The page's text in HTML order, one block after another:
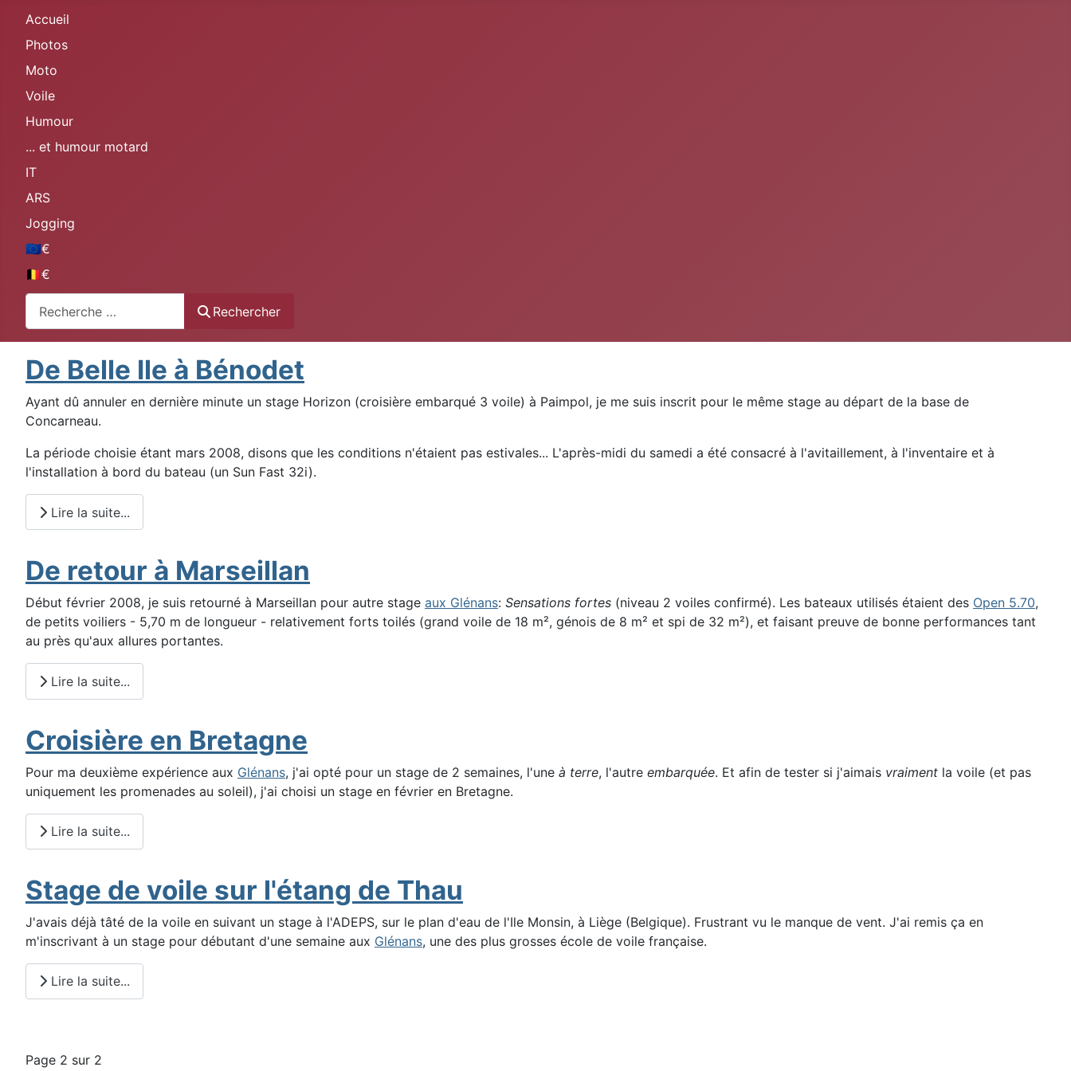
Accueil
Photos
Moto
Voile
Humour
... et humour motard
IT
ARS
Jogging
🇪🇺€
🇧🇪€
Rechercher
De Belle Ile à Bénodet
Ayant dû annuler en dernière minute un stage Horizon (croisière embarqué 3 voile) à Paimpol, je me suis inscrit pour le même stage au départ de la base de
Concarneau.
La période choisie étant mars 2008, disons que les conditions n'étaient pas estivales... L'après-midi du samedi a été consacré à l'avitaillement, à l'inventaire et à
l'installation à bord du bateau (un Sun Fast 32i).
Lire la suite...
De retour à Marseillan
Début février 2008, je suis retourné à Marseillan pour autre stage aux Glénans: Sensations fortes (niveau 2 voiles confirmé). Les bateaux utilisés étaient des Open 5.70,
de petits voiliers - 5,70 m de longueur - relativement forts toilés (grand voile de 18 m², génois de 8 m² et spi de 32 m²), et faisant preuve de bonne performances tant
au près qu'aux allures portantes.
Lire la suite...
Croisière en Bretagne
Pour ma deuxième expérience aux Glénans, j'ai opté pour un stage de 2 semaines, l'une à terre, l'autre embarquée. Et afin de tester si j'aimais vraiment la voile (et pas
uniquement les promenades au soleil), j'ai choisi un stage en février en Bretagne.
Lire la suite...
Stage de voile sur l'étang de Thau
J'avais déjà tâté de la voile en suivant un stage à l'ADEPS, sur le plan d'eau de l'Ile Monsin, à Liège (Belgique). Frustrant vu le manque de vent. J'ai remis ça en
m'inscrivant à un stage pour débutant d'une semaine aux Glénans, une des plus grosses école de voile française.
Lire la suite...
Page 2 sur 2